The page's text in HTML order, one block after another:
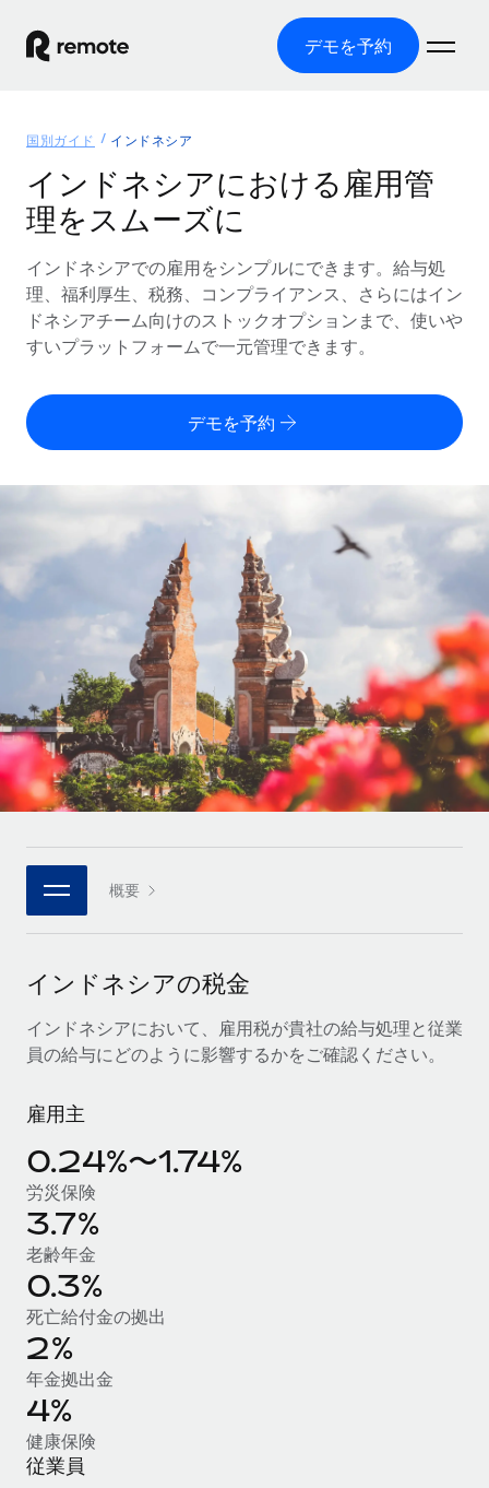
デモを予約
グローバル雇用
グローバル給与処理
コンプライアンス対応の給与処理を手軽に
Employer of Record（EOR）
グローバル展開をコストをかけずに実現
Contractor of Record
世界中の契約社員と法令を遵守して契約
PEO
複雑な雇用関連業務を外部委託
Remote統合
人事機能をワークフローにシームレスに統合する
プラットフォーム
チームのための人事の基本機能を内蔵
接続 新しい
当社のMCPを使用して、あらゆるAIツールをRemoteに接続
統合
基本的なビジネスツールを活用して業務プロセスを効率化す
専門家に相談
バックグラウンドチェック
候補者の選考プロセスをシンプルに
Compliance Watchtower
コンプライアンスリスクを先回りして対応
デバイス管理
ITデバイスを世界規模で提供・管理
法人設立
法令順守した法人をスピーディに設立
移住・転勤
従業員の異動をスムーズに
ソリューション
各国の制度に対応
国別ガイド
/国別のグローバル雇用支援を検索する
Remoteを他社と比較
成長の段階
スタートアップ
成長中の企業向けのアジャイルなグローバルHR・給与処理ソ
リューション
ミッドマーケット
カスタマイズされた人事ソリューションでチームを拡大する
企業
大企業向けのグローバルHR
パートナーに登録
戦略的テクノロジーパートナー
グローバルな人事機能を柔軟に自社プラットフォームへ統合
当社とのパートナーシップの可能性を検討する
Remote Build 近日リリース予定
統合とAI自動化に関するコンサルティング
活用事例
リソース
ツールと計算ツール
従業員コスト計算ツール
グローバルな契約社員向けに、通貨オプションと支払スピー
REMOTEで学習
リサーチおよびガイド
活用事例
HR用語集
チェックリストおよびテンプレート
職務内容ライブラリ
ウェビナー
イベント
ニュースルーム
給与・人材情報
情報センター
サポートを依頼する
すべてのリソースを表示する
ブログ
グローバル給与処理
EORおよびPEO
契約社員管理
税務
ブログを読む
価格
English
Español
Italiano
Português (Portugal)
日本語
한국어
ログイン
国別ガイド インドネシア
インドネシアにおける雇用管
理をスムーズに
インドネシアでの雇用をシンプルにできます。給与処
理、福利厚生、税務、コンプライアンス、さらにはイン
ドネシアチーム向けのストックオプションまで、使いや
すいプラットフォームで一元管理できます。
デモを予約
概要
インドネシアの税金
インドネシアにおいて、雇用税が貴社の給与処理と従業
員の給与にどのように影響するかをご確認ください。
雇用主
0.24%〜1.74%
労災保険
3.7%
老齢年金
0.3%
死亡給付金の拠出
2%
年金拠出金
4%
健康保険
従業員